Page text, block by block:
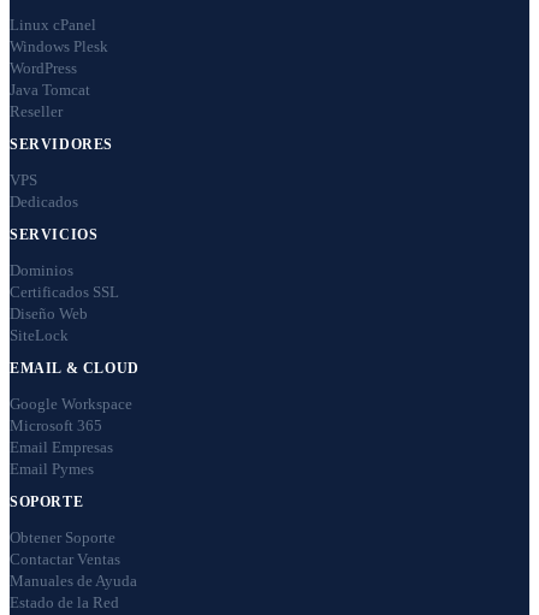
Linux cPanel
Windows Plesk
WordPress
Java Tomcat
Reseller
SERVIDORES
VPS
Dedicados
SERVICIOS
Dominios
Certificados SSL
Diseño Web
SiteLock
EMAIL & CLOUD
Google Workspace
Microsoft 365
Email Empresas
Email Pymes
SOPORTE
Obtener Soporte
Contactar Ventas
Manuales de Ayuda
Estado de la Red